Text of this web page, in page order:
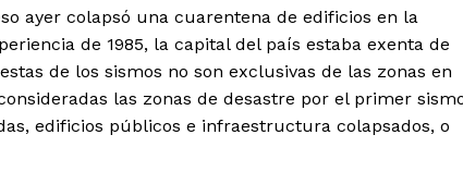
ayer colapsó una cuarentena de edificios en la
de 1985, la capital del país estaba exenta de
de los sismos no son exclusivas de las zonas en
las zonas de desastre por el primer
edificios públicos e infraestructura colapsados, o